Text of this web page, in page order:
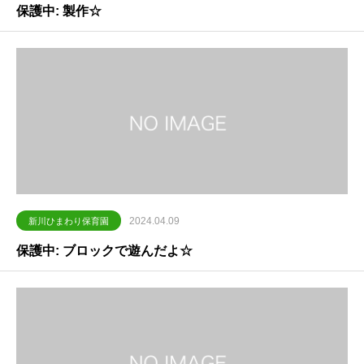
保護中: 製作☆
新川ひまわり保育園 2024.04.09
保護中: ブロックで遊んだよ☆